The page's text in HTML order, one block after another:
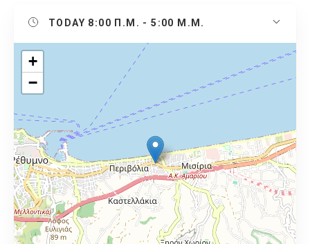
TODAY 8:00 Π.Μ. - 5:00 Μ.Μ.
+
−